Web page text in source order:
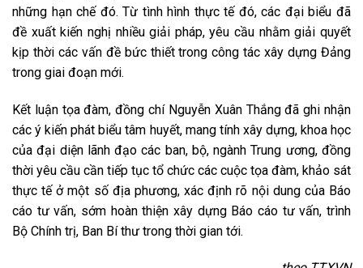
những hạn chế đó. Từ tình hình thực tế đó, các đại biểu đã
đề xuất kiến nghị nhiều giải pháp, yêu cầu nhằm giải quyết
kịp thời các vấn đề bức thiết trong công tác xây dựng Đảng
trong giai đoạn mới.
Kết luận tọa đàm, đồng chí Nguyễn Xuân Thắng đã ghi nhận
các ý kiến phát biểu tâm huyết, mang tính xây dựng, khoa học
của đại diện lãnh đạo các ban, bộ, ngành Trung ương, đồng
thời yêu cầu cần tiếp tục tổ chức các cuộc tọa đàm, khảo sát
thực tế ở một số địa phương, xác định rõ nội dung của Báo
cáo tư vấn, sớm hoàn thiện xây dựng Báo cáo tư vấn, trình
Bộ Chính trị, Ban Bí thư trong thời gian tới.